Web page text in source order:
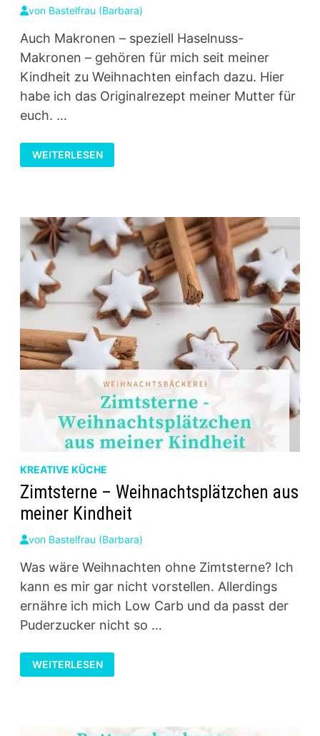
von Bastelfrau (Barbara)
Auch Makronen – speziell Haselnuss-
Makronen – gehören für mich seit meiner
Kindheit zu Weihnachten einfach dazu. Hier
habe ich das Originalrezept meiner Mutter für
euch. …
HASELNUSS-
MAKRONEN
–
WEITERLESEN
KREATIVE KÜCHE
Zimtsterne – Weihnachtsplätzchen aus
meiner Kindheit
von Bastelfrau (Barbara)
Was wäre Weihnachten ohne Zimtsterne? Ich
kann es mir gar nicht vorstellen. Allerdings
ernähre ich mich Low Carb und da passt der
Puderzucker nicht so …
ZIMTSTERNE
–
WEIHNACHTSPLÄTZCHEN
WEITERLESEN